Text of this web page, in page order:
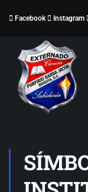
Facebook Instagram